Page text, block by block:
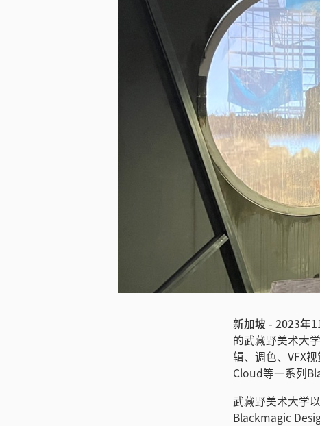
新加坡 - 2023年
的武藏野美术大
辑、调色、VFX
Cloud等一系列
武藏野美术大学
Blackmagic